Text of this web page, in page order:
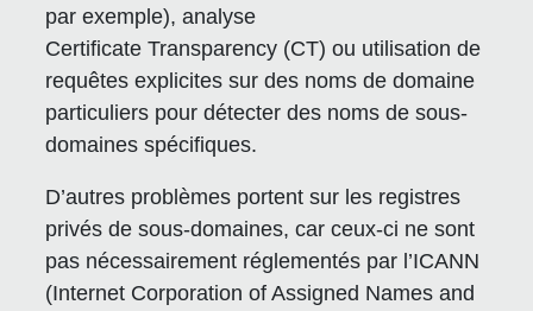
par exemple), analyse
Certificate Transparency (CT) ou utilisation de
requêtes explicites sur des noms de domaine
particuliers pour détecter des noms de sous-
domaines spécifiques.
D’autres problèmes portent sur les registres
privés de sous-domaines, car ceux-ci ne sont
pas nécessairement réglementés par l’ICANN
(Internet Corporation of Assigned Names and